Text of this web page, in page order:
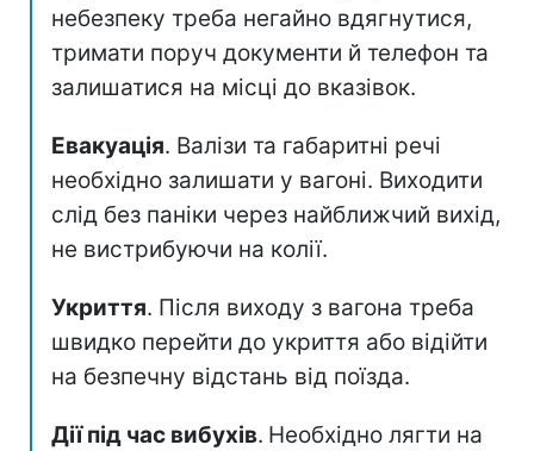
небезпеку треба негайно вдягнутися,
тримати поруч документи й телефон та
залишатися на місці до вказівок.
Евакуація. Валізи та габаритні речі
необхідно залишати у вагоні. Виходити
слід без паніки через найближчий вихід,
не вистрибуючи на колії.
Укриття. Після виходу з вагона треба
швидко перейти до укриття або відійти
на безпечну відстань від поїзда.
Дії під час вибухів. Необхідно лягти на